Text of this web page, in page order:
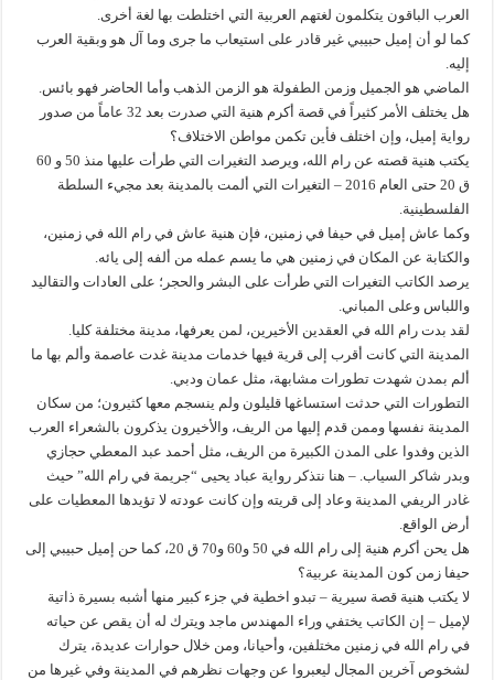
العرب الباقون يتكلمون لغتهم العربية التي اختلطت بها لغة أخرى.
كما لو أن إميل حبيبي غير قادر على استيعاب ما جرى وما آل هو وبقية العرب
إليه.
الماضي هو الجميل وزمن الطفولة هو الزمن الذهب وأما الحاضر فهو بائس.
هل يختلف الأمر كثيراً في قصة أكرم هنية التي صدرت بعد 32 عاماً من صدور
رواية إميل، وإن اختلف فأين تكمن مواطن الاختلاف؟
يكتب هنية قصته عن رام الله، ويرصد التغيرات التي طرأت عليها منذ 50 و 60
ق 20 حتى العام 2016 – التغيرات التي ألمت بالمدينة بعد مجيء السلطة
الفلسطينية.
وكما عاش إميل في حيفا في زمنين، فإن هنية عاش في رام الله في زمنين،
والكتابة عن المكان في زمنين هي ما يسم عمله من ألفه إلى يائه.
يرصد الكاتب التغيرات التي طرأت على البشر والحجر؛ على العادات والتقاليد
واللباس وعلى المباني.
لقد بدت رام الله في العقدين الأخيرين، لمن يعرفها، مدينة مختلفة كليا.
المدينة التي كانت أقرب إلى قرية فيها خدمات مدينة غدت عاصمة وألم بها ما
ألم بمدن شهدت تطورات مشابهة، مثل عمان ودبي.
التطورات التي حدثت استساغها قليلون ولم ينسجم معها كثيرون؛ من سكان
المدينة نفسها وممن قدم إليها من الريف، والأخيرون يذكرون بالشعراء العرب
الذين وفدوا على المدن الكبيرة من الريف، مثل أحمد عبد المعطي حجازي
وبدر شاكر السياب. – هنا نتذكر رواية عباد يحيى “جريمة في رام الله” حيث
غادر الريفي المدينة وعاد إلى قريته وإن كانت عودته لا تؤيدها المعطيات على
أرض الواقع.
هل يحن أكرم هنية إلى رام الله في 50 و60 و70 ق 20، كما حن إميل حبيبي إلى
حيفا زمن كون المدينة عربية؟
لا يكتب هنية قصة سيرية – تبدو اخطية في جزء كبير منها أشبه بسيرة ذاتية
لإميل – إن الكاتب يختفي وراء المهندس ماجد ويترك له أن يقص عن حياته
في رام الله في زمنين مختلفين، وأحيانا، ومن خلال حوارات عديدة، يترك
لشخوص آخرين المجال ليعبروا عن وجهات نظرهم في المدينة وفي غيرها من